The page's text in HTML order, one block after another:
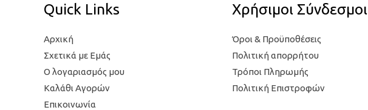
Quick Links
Αρχική
Σχετικά με Εμάς
Ο λογαριασμός μου
Καλάθι Αγορών
Επικοινωνία
Χρήσιμοι Σύνδεσμοι
Όροι & Προϋποθέσεις
Πολιτική απορρήτου
Τρόποι Πληρωμής
Πολιτική Επιστροφών